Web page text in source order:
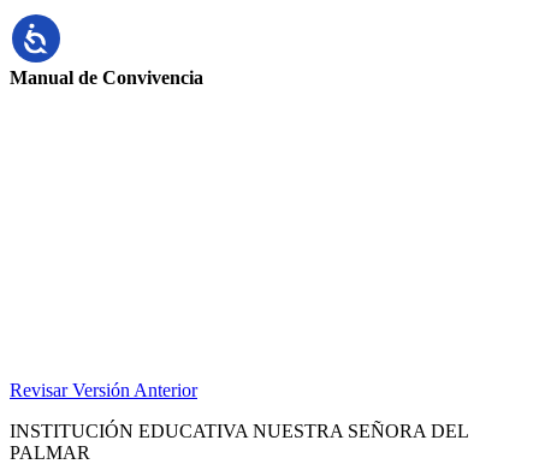
Manual de Convivencia
Revisar Versión Anterior
INSTITUCIÓN EDUCATIVA NUESTRA SEÑORA DEL
PALMAR